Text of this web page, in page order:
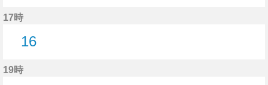
17時
16
19時